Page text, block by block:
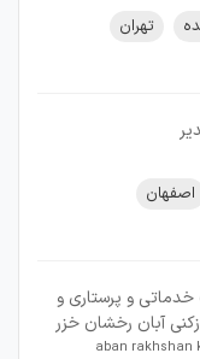
تهران
اصفهان
و پرستاری و
آبان رخشان خزر
aban rakhshan